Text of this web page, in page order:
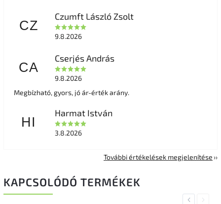
CZ
Czumft László Zsolt
9.8.2026
CA
Cserjés András
9.8.2026
Megbízható, gyors, jó ár-érték arány.
HI
Harmat István
3.8.2026
További értékelések megjelenítése
KAPCSOLÓDÓ TERMÉKEK
PreviousNext